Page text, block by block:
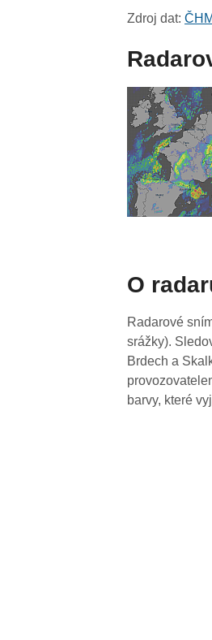
Zdroj dat:
O
Radarové
srážky).
Brdech a
barvy, které